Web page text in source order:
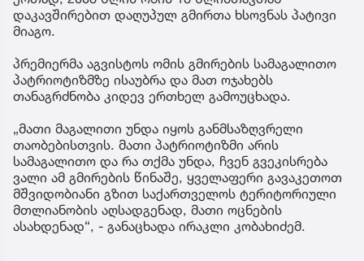
დაკავშირებით დაღუპულ გმირთა ხსოვნას პატივი
მიაგო.
პრემიერმა აგვისტოს ომის გმირების სამაგალითო
პატრიოტიზმზე ისაუბრა და მათ ოჯახებს
თანაგრძნობა კიდევ ერთხელ გამოუცხადა.
„მათი მაგალითი უნდა იყოს განმსაზღვრელი
თაობებისთვის. მათი პატრიოტიზმი არის
სამაგალითო და რა თქმა უნდა, ჩვენ გვეკისრება
ვალი ამ გმირების წინაშე, ყველაფერი გავაკეთოთ
მშვიდობიანი გზით საქართველოს ტერიტორიული
მთლიანობის აღსადგენად, მათი ოცნების
ასახდენად“, - განაცხადა ირაკლი კობახიძემ.